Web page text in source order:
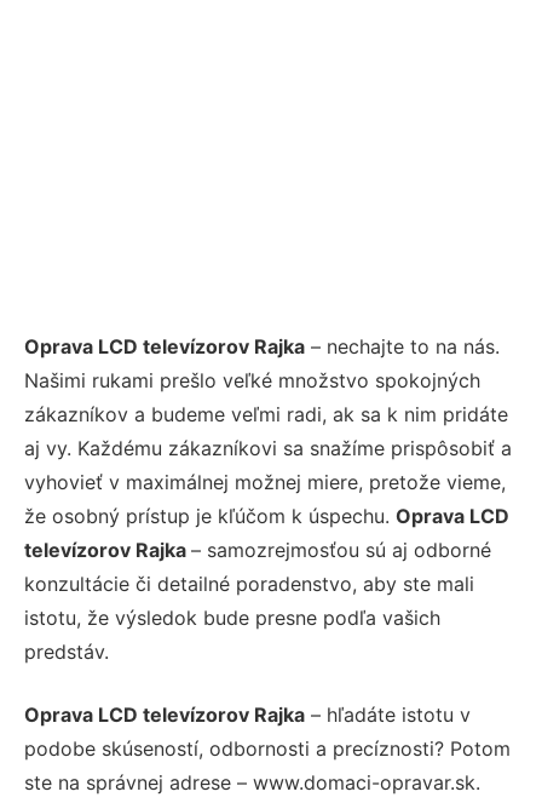
Oprava LCD televízorov Rajka – nechajte to na nás.
Našimi rukami prešlo veľké množstvo spokojných
zákazníkov a budeme veľmi radi, ak sa k nim pridáte
aj vy. Každému zákazníkovi sa snažíme prispôsobiť a
vyhovieť v maximálnej možnej miere, pretože vieme,
že osobný prístup je kľúčom k úspechu. Oprava LCD
televízorov Rajka – samozrejmosťou sú aj odborné
konzultácie či detailné poradenstvo, aby ste mali
istotu, že výsledok bude presne podľa vašich
predstáv.
Oprava LCD televízorov Rajka – hľadáte istotu v
podobe skúseností, odbornosti a precíznosti? Potom
ste na správnej adrese – www.domaci-opravar.sk.